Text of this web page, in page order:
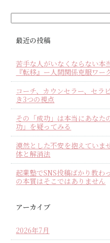
最近の投稿
苦手な人がいなくならない本
『転移』ー人間関係克服ワー
コーチ、カウンセラー、セラ
き3つの視点
その「成功」は本当にあなた
功」を疑ってみる
漠然とした不安を抱えていま
体と解消法
起業塾でSNS投稿ばかり教わ
の本質はそこではありません
アーカイブ
2026年7月